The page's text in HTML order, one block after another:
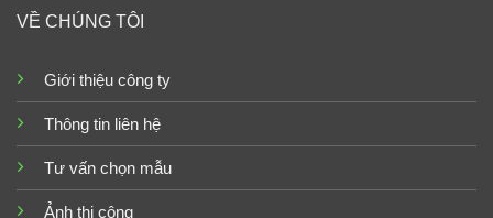
VỀ CHÚNG TÔI
Giới thiệu công ty
Thông tin liên hệ
Tư vấn chọn mẫu
Ảnh thi công